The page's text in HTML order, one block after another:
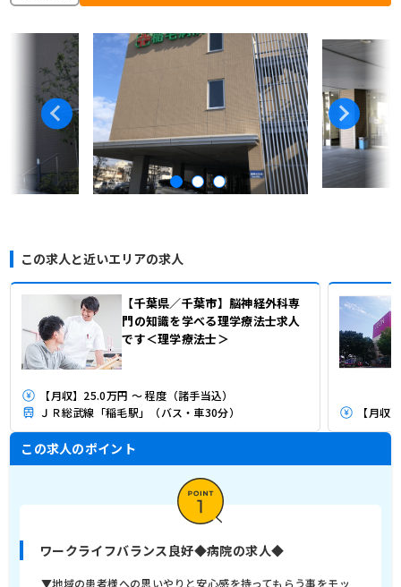
この求人と近いエリアの求人
【千葉県／千葉市】脳神経外科専
門の知識を学べる理学療法士求人
です＜理学療法士＞
【月収】25.0万円 ～ 程度（諸手当込）
ＪＲ総武線「稲毛駅」（バス・車30分）
【月収
この求人のポイント
ワークライフバランス良好◆病院の求人◆
▼地域の患者様への思いやりと安心感を持ってもらう事をモッ